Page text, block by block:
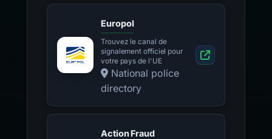
Europol
Trouvez le canal de
signalement officiel pour
votre pays de l'UE
National police
directory
Action Fraud